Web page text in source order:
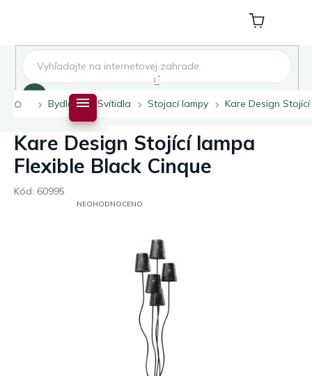
Nákupní
košík
DomůBydlení Svítidla Stojací lampy Kare Design
Kare Design Stojící lampa
Flexible Black Cinque
Kód: 60995
PRŮMĚRNÉNEOHODNOCENO